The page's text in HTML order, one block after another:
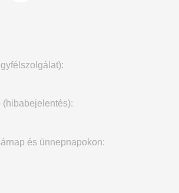
(hibabejelentés):
és ünnepnapokon: